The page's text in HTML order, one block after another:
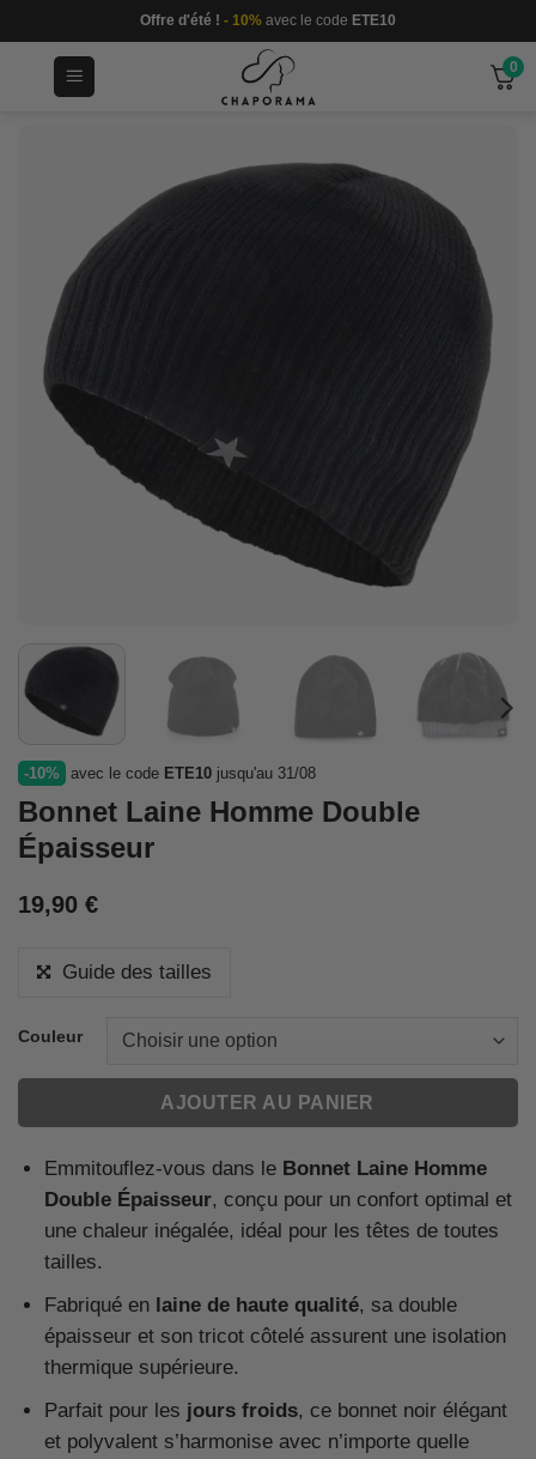
au
contenu
Offre d'été ! - 10% avec le code ETE10
0
-10% avec le code ETE10 jusqu'au 31/08
Bonnet Laine Homme Double
Épaisseur
19,90 €
Guide des tailles
Couleur
AJOUTER AU PANIER
Emmitouflez-vous dans le Bonnet Laine Homme
Double Épaisseur, conçu pour un confort optimal et
une chaleur inégalée, idéal pour les têtes de toutes
tailles.
Fabriqué en laine de haute qualité, sa double
épaisseur et son tricot côtelé assurent une isolation
thermique supérieure.
Parfait pour les jours froids, ce bonnet noir élégant
et polyvalent s’harmonise avec n’importe quelle